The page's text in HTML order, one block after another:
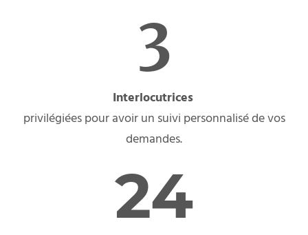
3
Interlocutrices
privilégiées pour avoir un suivi personnalisé de vos
demandes.
24